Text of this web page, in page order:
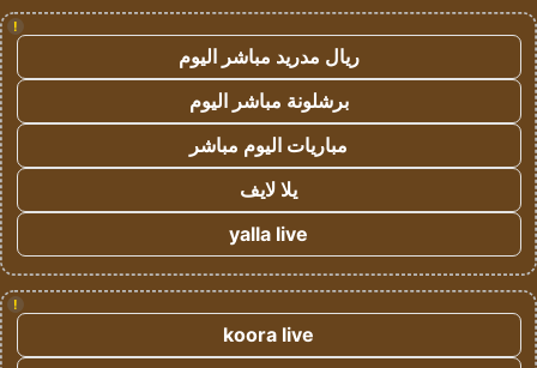
!
ريال مدريد مباشر اليوم
برشلونة مباشر اليوم
مباريات اليوم مباشر
يلا لايف
yalla live
!
koora live